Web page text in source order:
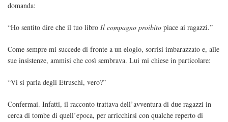
domanda:
“Ho sentito dire che il tuo libro Il compagno proibito piace ai ragazzi.”
Come sempre mi succede di fronte a un elogio, sorrisi imbarazzato e, alle
sue insistenze, ammisi che così sembrava. Lui mi chiese in particolare:
“Vi si parla degli Etruschi, vero?”
Confermai. Infatti, il racconto trattava dell’avventura di due ragazzi in
cerca di tombe di quell’epoca, per arricchirsi con qualche reperto di